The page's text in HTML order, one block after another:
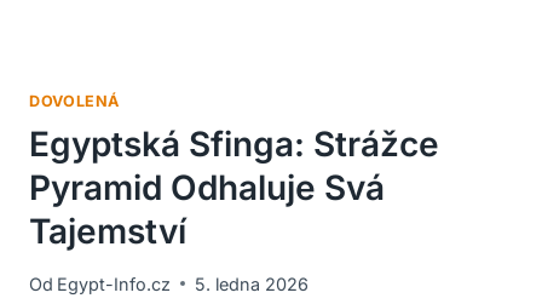
DOVOLENÁ
Egyptská Sfinga: Strážce
Pyramid Odhaluje Svá
Tajemství
Od Egypt-Info.cz 5. ledna 2026